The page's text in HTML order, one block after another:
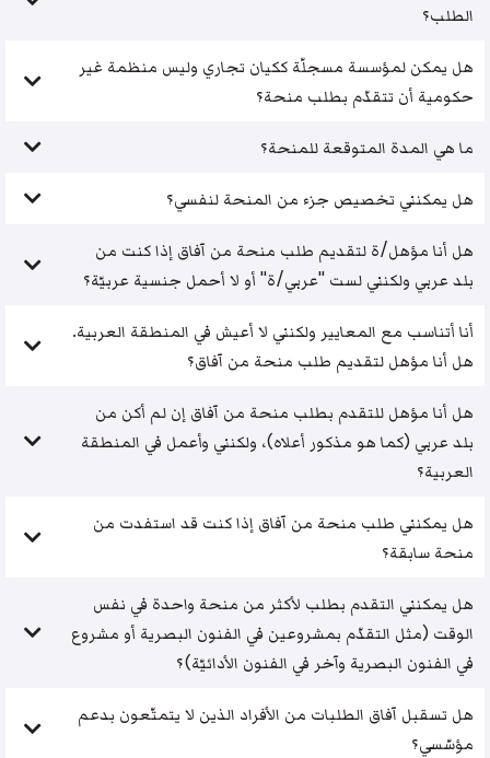
الطلب؟
هل يمكن لمؤسسة مسجلّة ككيان تجاري وليس منظمة غير
حكومية أن تتقدّم بطلب منحة؟
ما هي المدة المتوقعة للمنحة؟
هل يمكنني تخصيص جزء من المنحة لنفسي؟
هل أنا مؤهل/ة لتقديم طلب منحة من آفاق إذا كنت من
بلد عربي ولكنني لست "عربي/ة" أو لا أحمل جنسية عربيّة؟
أنا أتناسب مع المعايير ولكنني لا أعيش في المنطقة العربية.
هل أنا مؤهل لتقديم طلب منحة من آفاق؟
هل أنا مؤهل للتقدم بطلب منحة من آفاق إن لم أكن من
بلد عربي (كما هو مذكور أعلاه)، ولكنني وأعمل في المنطقة
العربية؟
هل يمكنني طلب منحة من آفاق إذا كنت قد استفدت من
منحة سابقة؟
هل يمكنني التقدم بطلب لأكثر من منحة واحدة في نفس
الوقت (مثل التقدّم بمشروعين في الفنون البصرية أو مشروع
في الفنون البصرية وآخر في الفنون الأدائيّة)؟
هل تسقبل آفاق الطلبات من الأفراد الذين لا يتمتّعون بدعم
مؤسّسي؟